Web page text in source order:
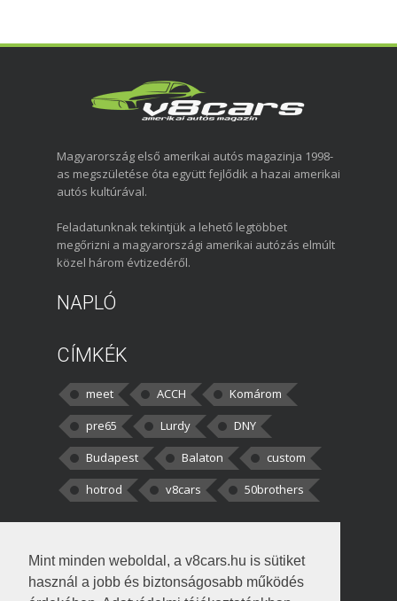
Mint minden weboldal, a v8cars.hu is sütiket
használ a jobb és biztonságosabb működés
Magyarország első amerikai autós magazinja 1998-
as megszületése óta együtt fejlődik a hazai amerikai
autós kultúrával.
Feladatunknak tekintjük a lehető legtöbbet
megőrizni a magyarországi amerikai autózás elmúlt
közel három évtizedéről.
NAPLÓ
CÍMKÉK
meet ACCH
Komárom
pre65
Lurdy
DNY
Budapest
Balaton
custom
hotrod
v8cars 50brothers
kortisz:Elszúrtam! Én csak két
darabbaal számoltam. Nem tudtam, hogy fél autót,